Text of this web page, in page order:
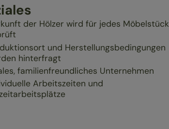
der Hölzer wird für jedes Möbelstück
und Herstellungsbedingungen
hinterfragt
familienfreundliches Unternehmen
Arbeitszeiten und